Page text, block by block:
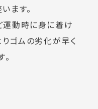
ます。
動時に身に着け
ゴムの劣化が早く